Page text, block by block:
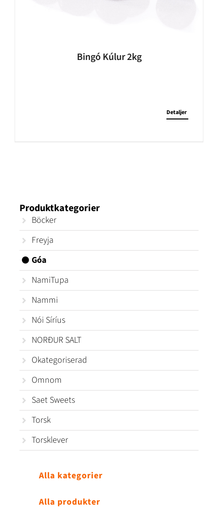
Bingó Kúlur 2kg
Detaljer
Produktkategorier
Böcker
Freyja
Góa
NamiTupa
Nammi
Nói Síríus
NORÐUR SALT
Okategoriserad
Omnom
Saet Sweets
Torsk
Torsklever
Alla kategorier
Alla produkter